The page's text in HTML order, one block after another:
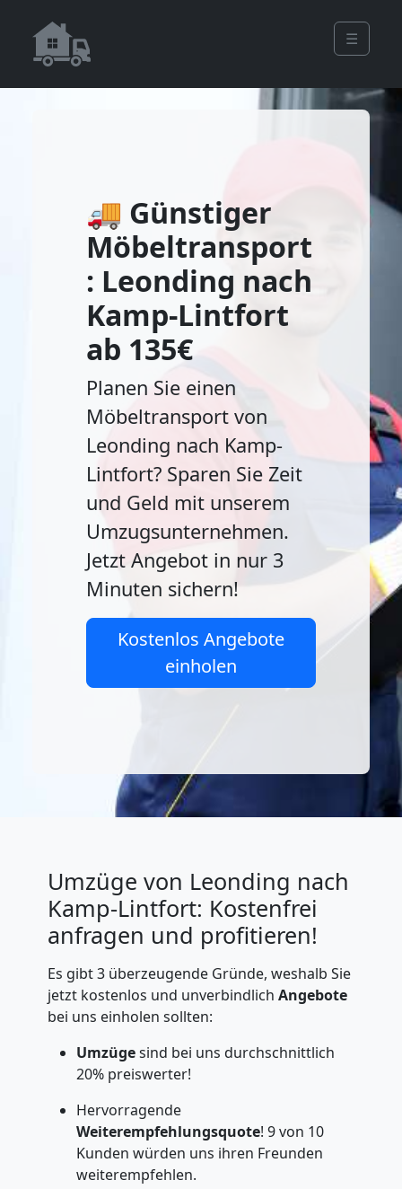
☰
🚚 Günstiger
Möbeltransport
: Leonding nach
Kamp-Lintfort
ab 135€
Planen Sie einen
Möbeltransport von
Leonding nach Kamp-
Lintfort? Sparen Sie Zeit
und Geld mit unserem
Umzugsunternehmen.
Jetzt Angebot in nur 3
Minuten sichern!
Kostenlos Angebote
einholen
Umzüge von Leonding nach
Kamp-Lintfort: Kostenfrei
anfragen und profitieren!
Es gibt 3 überzeugende Gründe, weshalb Sie
jetzt kostenlos und unverbindlich Angebote
bei uns einholen sollten:
Umzügesind bei uns durchschnittlich
20% preiswerter!
Hervorragende
Weiterempfehlungsquote! 9 von 10
Kunden würden uns ihren Freunden
weiterempfehlen.